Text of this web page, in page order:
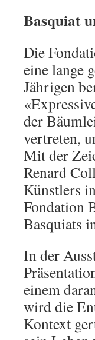
Basquiat
Die
eine lange
Jährigen
der
vertreten,
Mit der
Renard
Künstlers
Fondation
Basquiats
In der
einem
wird die
Kontext